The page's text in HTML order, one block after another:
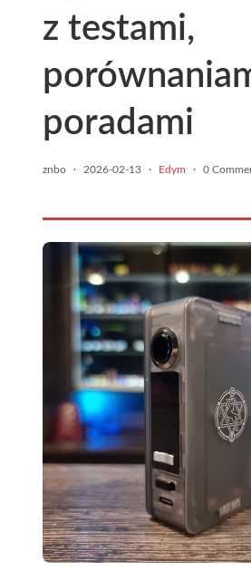
z testami,
poradami
znbo · 2026-02-13 · Edym · 0